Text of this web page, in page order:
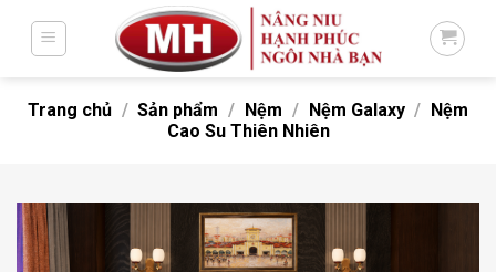
Trang chủ / Sản phẩm / Nệm / Nệm Galaxy / Nệm
Cao Su Thiên Nhiên